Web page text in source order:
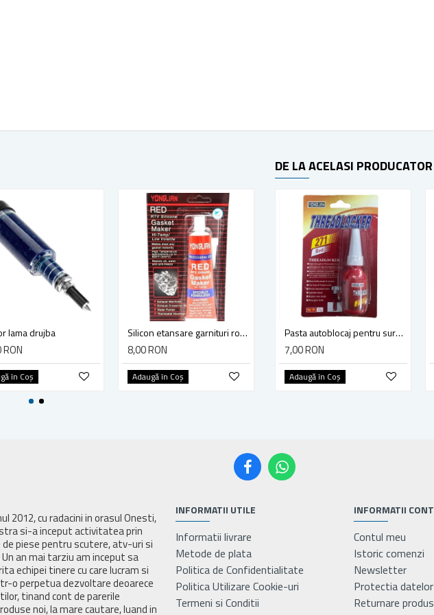
lama drujba
în Coş
Silicon etansare garnituri rosu 85g temperaturi inalte
8,00 RON
Adaugă în Coş
Spray curatat frana MOTIP 750 ml 090514
24,00 RON
Adaugă în Coş
DE LA ACELASI PRODUCATOR
Pasta autoblocaj pentru suruburi
7,00 RON
Adaugă în Coş
2012, cu radacini in orasul Onesti,
si-a inceput activitatea prin
de piese pentru scutere, atv-uri si
an mai tarziu am inceput sa
echipei tinere cu care lucram si
o perpetua dezvoltare deoarece
tinand cont de parerile
noi, la mare cautare, luand in
INFORMATII UTILE
Informatii livrare
Metode de plata
Politica de Confidentialitate
Politica Utilizare Cookie-uri
Termeni si Conditii
INFORMATII CONT
Contul meu
Istoric comenzi
Newsletter
Protectia datelor
Returnare produs